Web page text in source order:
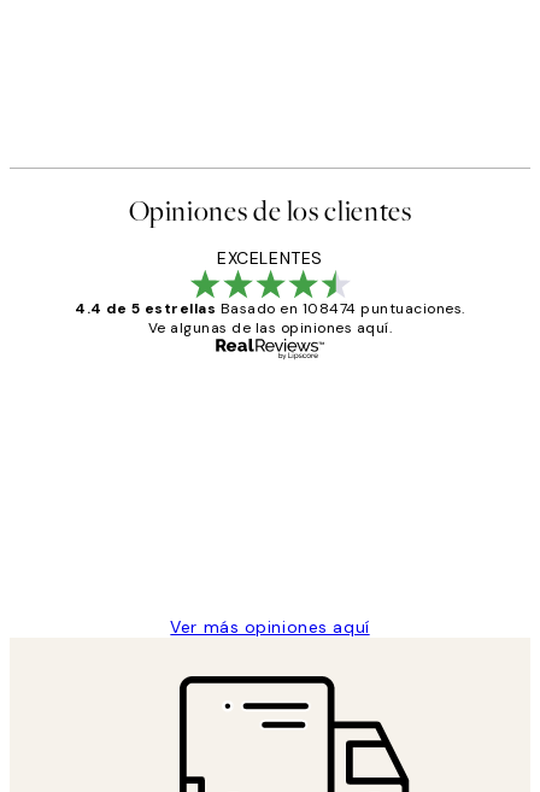
Opiniones de los clientes
EXCELENTES
4.4 de 5 estrellas Basado en 108474 puntuaciones.
Ve algunas de las opiniones aquí.
Ver más opiniones aquí